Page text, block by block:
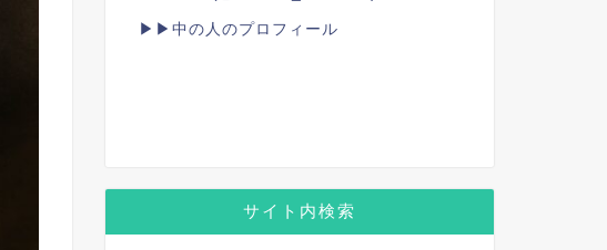
▶▶中の人のプロフィール
サイト内検索